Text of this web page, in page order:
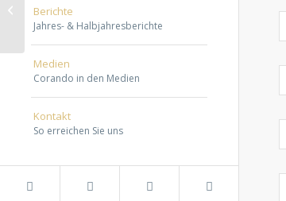
Berichte
Jahres- & Halbjahresberichte
Medien
Corando in den Medien
Kontakt
So erreichen Sie uns
unseren Kurs